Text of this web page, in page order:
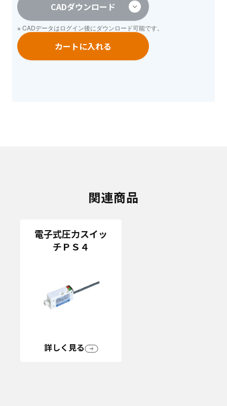
CADダウンロード
※ CADデータはログイン後にダウンロード可能です。
カートに入れる
関連商品
電子式圧力スイッ
チＰＳ４
詳しく見る